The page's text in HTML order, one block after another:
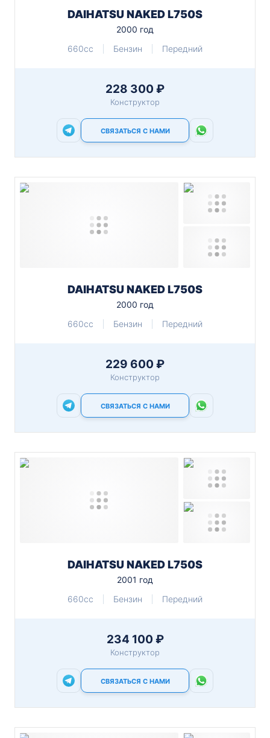
DAIHATSU NAKED L750S
2000 год
660cc
Бензин Передний
228 300 ₽
Конструктор
СВЯЗАТЬСЯ С НАМИ
DAIHATSU NAKED L750S
2000 год
660cc
Бензин Передний
229 600 ₽
Конструктор
СВЯЗАТЬСЯ С НАМИ
DAIHATSU NAKED L750S
2001 год
660cc
Бензин Передний
234 100 ₽
Конструктор
СВЯЗАТЬСЯ С НАМИ